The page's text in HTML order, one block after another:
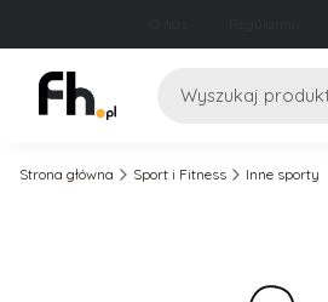
Szukaj
Strona główna Sport i Fitness Inne sporty